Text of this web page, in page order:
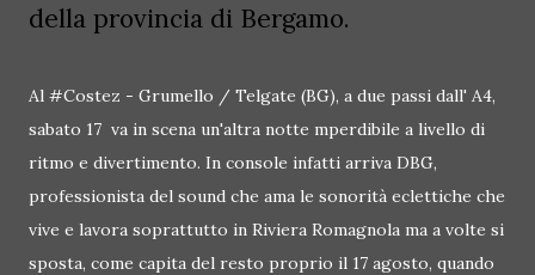
della provincia di Bergamo.
Al #Costez - Grumello / Telgate (BG), a due passi dall' A4,
sabato 17 va in scena un'altra notte mperdibile a livello di
ritmo e divertimento. In console infatti arriva DBG,
professionista del sound che ama le sonorità eclettiche che
vive e lavora soprattutto in Riviera Romagnola ma a volte si
sposta, come capita del resto proprio il 17 agosto, quando